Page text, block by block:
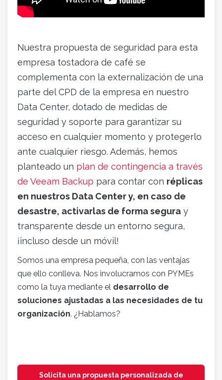
Nuestra propuesta de seguridad para esta
empresa tostadora de café se
complementa con la externalización de una
parte del CPD de la empresa en nuestro
Data Center, dotado de medidas de
seguridad y soporte para garantizar su
acceso en cualquier momento y protegerlo
ante cualquier riesgo. Además, hemos
planteado un plan de contingencia a través
de Veeam Backup para contar con réplicas
en nuestros Data Center y, en caso de
desastre, activarlas de forma segura y
transparente desde un entorno segura,
¡incluso desde un móvil!
Somos una empresa pequeña, con las ventajas
que ello conlleva. Nos involucramos con PYMEs
como la tuya mediante el desarrollo de
soluciones ajustadas a las necesidades de tu
organización. ¿Hablamos?
Solicita una propuesta personalizada de